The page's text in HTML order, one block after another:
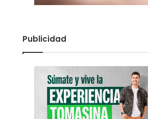
Publicidad